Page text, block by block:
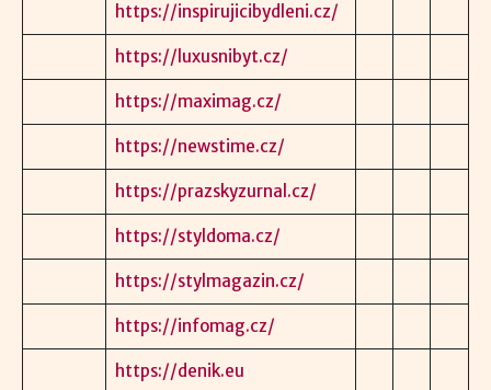
https://inspirujicibydleni.cz/
https://luxusnibyt.cz/
https://maximag.cz/
https://newstime.cz/
https://prazskyzurnal.cz/
https://styldoma.cz/
https://stylmagazin.cz/
https://infomag.cz/
https://denik.eu